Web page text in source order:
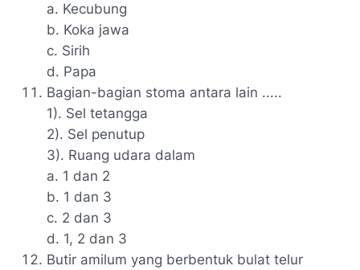
a. Kecubung
b. Koka jawa
c. Sirih
d. Papa
Bagian-bagian stoma antara lain .....
1). Sel tetangga
2). Sel penutup
3). Ruang udara dalam
a. 1 dan 2
b. 1 dan 3
c. 2 dan 3
d. 1, 2 dan 3
Butir amilum yang berbentuk bulat telur